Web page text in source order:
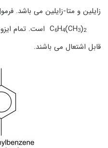
زایلین و متا-زایلین می باشد.
C
6H4(CH3)2
است. تمام
قابل اشتعال می باشند.